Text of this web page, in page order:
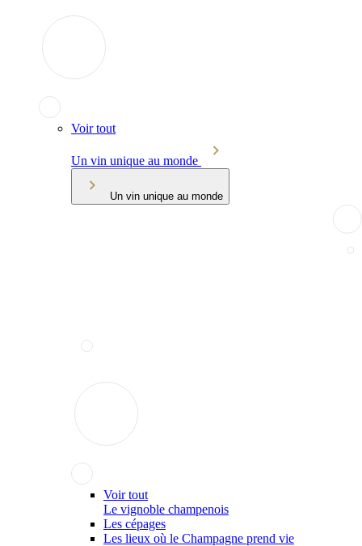
Voir tout
Un vin unique au monde
Un vin unique au monde
Voir tout
Le vignoble champenois
Les cépages
Les lieux où le Champagne prend vie